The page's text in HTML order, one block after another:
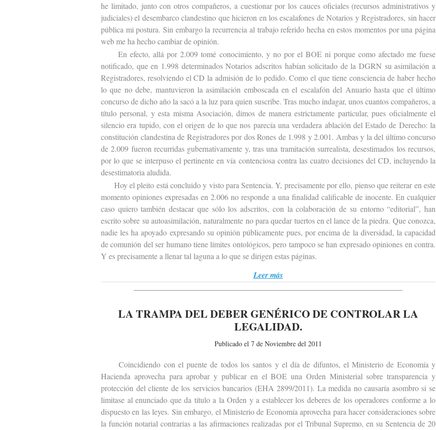
he limitado, junto con otros compañeros, a cuestionar por los cauces oficiales (recursos administrativos y
judiciales) el desembarco clandestino que hicieron en los escalafones de Notarios y Registradores, sin hacer
pública mi postura. Sin embargo la recurrencia al trabajo referido hecha en estos momentos por una página
web me ha hecho cambiar de opinión.
En efecto, allá por 2.009 tomé conocimiento, y no por el BOE ni porque como afectado me fuese
notificado, que en 1.998 determinados Notarios adscritos habían solicitado de la DGRN su asimilación a
Registradores, resolviendo el CD la admisión de lo pedido. Como el que tiene consciencia de haber hecho
lo que no debe, mantuvieron la asimilación emboscada en el escalafón del Anuario hasta que el último
concurso de dicho año la sacó a la luz para quien suscribe. Tras mucho indagar, unos cuantos compañeros, a
título personal, y esta misma Asociación, dimos de manera estrictamente particular, pues oficialmente el
silencio era tupido, con el origen de lo que nos parecía una verdadera ablación del Estado de Derecho: la
constitución clandestina de Registradores por dos Rones de 1.998 y 2.001. Ambas y la del último concurso
de 2.009 fueron recurridas gubernativamente y, tras una tramitación surrealista, desestimados los recursos,
por lo que se interpuso el pertinente en vía contenciosa contra las cuatro decisiones del CD, incluyendo la
desestimatoria aludida.
Hoy el pleito está concluido y visto para Sentencia. Y, precisamente por ello, pienso que reiterar en este
momento opiniones expresadas en 2.006 no responde a una finalidad calificable de inocente. En cualquier
caso quiero también destacar que sólo los adscritos, con la colaboración de su entorno “editorial”, han
escrito sobre su autoasimilación, naturalmente no para quedar tuertos en el lance de la piedra. Que conozca,
nadie les ha apoyado expresando su opinión públicamente pues, por encima de la diversidad, la capacidad
de comunión del ser humano tiene límites ontológicos, pero tampoco se han expresado opiniones en contra.
Y es precisamente a llenar tal laguna a lo que se dirigen estas páginas.
Leer más
LA TRAMPA DEL DEBER GENÉRICO DE CONTROLAR LA
LEGALIDAD.
Publicado el 7 de Noviembre del 2011
Coincidiendo con el puente de todos los santos y el día de difuntos, el Ministerio de Economía y
Hacienda aprovecha para aprobar y publicar en el BOE una Orden Ministerial sobre transparencia y
protección del cliente de los servicios bancarios (EHA 2899/2011). La medida no causaría asombro si se
limitase al enunciado que da título a la Orden y a establecer los deberes de los operadores conforme a lo
dispuesto en las leyes. Sin embargo, el Ministerio de Economía aprovecha para hacer consideraciones sobre
la función notarial contrarias a las afirmaciones realizadas por el Tribunal Supremo, en su Sentencia de 20